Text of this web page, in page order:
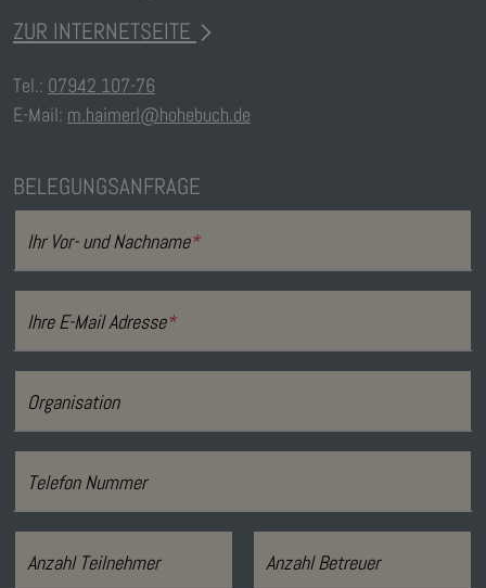
ZUR INTERNETSEITE
Tel.: 07942 107-76
E-Mail: m.haimerl@hohebuch.de
BELEGUNGSANFRAGE
Ihr Vor- und Nachname*
Ihre E-Mail Adresse*
Organisation
Telefon Nummer
Anzahl Teilnehmer Anzahl Betreuer